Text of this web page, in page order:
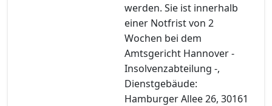
werden. Sie ist innerhalb
einer Notfrist von 2
Wochen bei dem
Amtsgericht Hannover -
Insolvenzabteilung -,
Dienstgebäude:
Hamburger Allee 26, 30161